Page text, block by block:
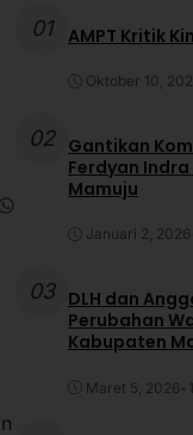
WhatsApp
01 AMPT Kritik
Oktober 10,
02
Gantikan
Ferdyan
Mamuju
Januari 2, 2026
03
DLH dan
Perubahan
Kabupaten
Maret 5, 2026